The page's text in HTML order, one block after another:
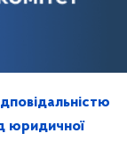
юридичної